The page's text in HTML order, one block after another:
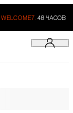
WELCOME7. 48 ЧАСОВ